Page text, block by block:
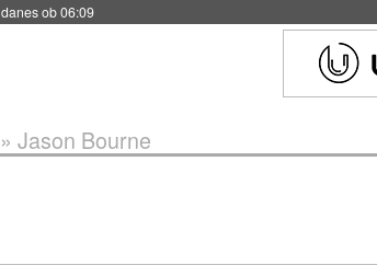
danes ob 06:09
» Jason Bourne